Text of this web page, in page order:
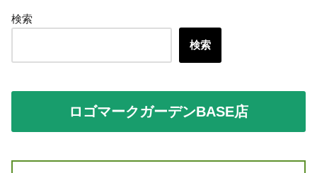
検索
検索
ロゴマークガーデンBASE店